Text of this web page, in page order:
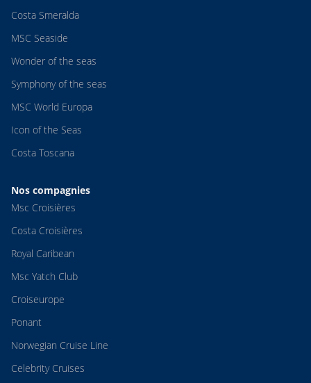
Costa Smeralda
MSC Seaside
Wonder of the seas
Symphony of the seas
MSC World Europa
Icon of the Seas
Costa Toscana
Nos compagnies
Msc Croisières
Costa Croisières
Royal Caribean
Msc Yatch Club
Croiseurope
Ponant
Norwegian Cruise Line
Celebrity Cruises